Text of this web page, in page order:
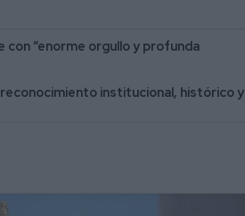
con “enorme orgullo y profunda
institucional, histórico y